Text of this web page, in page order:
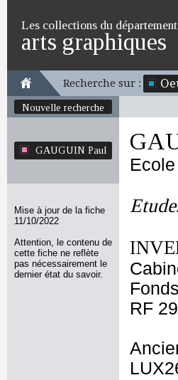
Les collections du
arts graphiques
Recherche sur :
Nouvelle recherche
GAUGUIN Paul
Mise à jour de la fiche
11/10/2022
Attention, le contenu de
cette fiche ne reflète
pas nécessairement le
dernier état du savoir.
RF